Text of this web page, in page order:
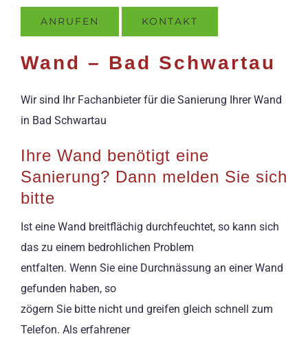
ANRUFEN KONTAKT
Wand – Bad Schwartau
Wir sind Ihr Fachanbieter für die Sanierung Ihrer Wand
in Bad Schwartau
Ihre Wand benötigt eine
Sanierung? Dann melden Sie sich
bitte
Ist eine Wand breitflächig durchfeuchtet, so kann sich
das zu einem bedrohlichen Problem
entfalten. Wenn Sie eine Durchnässung an einer Wand
gefunden haben, so
zögern Sie bitte nicht und greifen gleich schnell zum
Telefon. Als erfahrener